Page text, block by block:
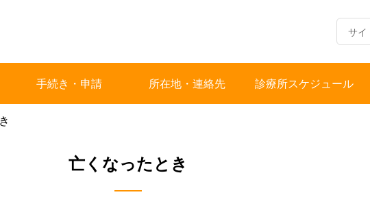
手続き・申請 所在地・連絡先 診療所スケジュール
亡くなったとき